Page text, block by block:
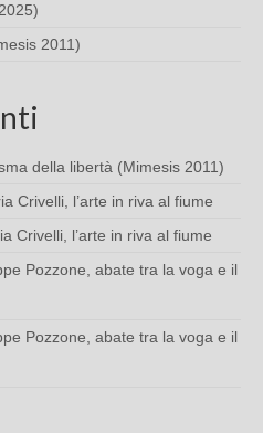
2011)
della libertà (Mimesis 2011)
Crivelli, l’arte in riva al fiume
Crivelli, l’arte in riva al fiume
Pozzone, abate tra la voga e il
Pozzone, abate tra la voga e il